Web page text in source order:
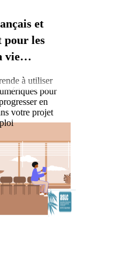
et
les
vie
à utiliser
pour
en
votre projet